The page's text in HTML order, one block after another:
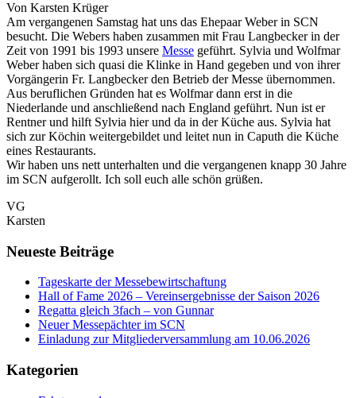
Von Karsten Krüger
Am vergangenen Samstag hat uns das Ehepaar Weber in SCN
besucht. Die Webers haben zusammen mit Frau Langbecker in der
Zeit von 1991 bis 1993 unsere Messe geführt. Sylvia und Wolfmar
Weber haben sich quasi die Klinke in Hand gegeben und von ihrer
Vorgängerin Fr. Langbecker den Betrieb der Messe übernommen.
Aus beruflichen Gründen hat es Wolfmar dann erst in die
Niederlande und anschließend nach England geführt. Nun ist er
Rentner und hilft Sylvia hier und da in der Küche aus. Sylvia hat
sich zur Köchin weitergebildet und leitet nun in Caputh die Küche
eines Restaurants.
Wir haben uns nett unterhalten und die vergangenen knapp 30 Jahre
im SCN aufgerollt. Ich soll euch alle schön grüßen.
VG
Karsten
Neueste Beiträge
Tageskarte der Messebewirtschaftung
Hall of Fame 2026 – Vereinsergebnisse der Saison 2026
Regatta gleich 3fach – von Gunnar
Neuer Messepächter im SCN
Einladung zur Mitgliederversammlung am 10.06.2026
Kategorien